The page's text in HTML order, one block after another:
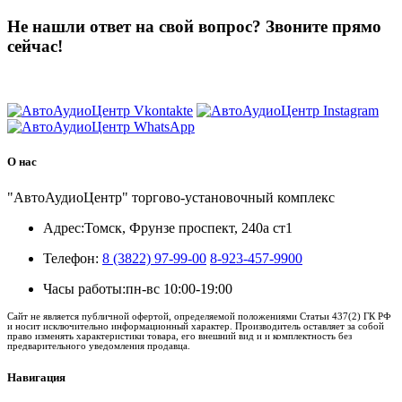
Не нашли ответ на свой вопрос? Звоните прямо
сейчас!
О нас
"АвтоАудиоЦентр" торгово-установочный комплекс
Адрес:Томск, Фрунзе проспект, 240а ст1
Телефон: 8 (3822) 97-99-00 8-923-457-9900
Часы работы:пн-вс 10:00-19:00
Сайт не является публичной офертой, определяемой положениями Статьи 437(2) ГК РФ
и носит исключительно информационный характер. Производитель оставляет за собой
право изменять характеристики товара, его внешний вид и и комплектность без
предварительного уведомления продавца.
Навигация